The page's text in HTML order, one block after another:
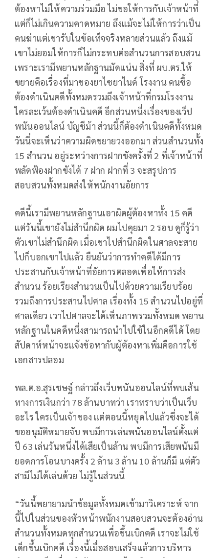
ต้องหาไม่ให้ความร่วมมือ ไม่ขอให้การกับเจ้าหน้าที่
แต่ก็ไม่เกินความคาดหมาย ถึงแม้จะไม่ให้การว่าเป็น
คนฆ่าแต่เขารับในข้อเท็จจริงหลายส่วนแล้ว ถึงแม้
เขาไม่ยอมให้การก็ไม่กระทบต่อสำนวนการสอบสวน
เพราะเรามีพยานหลักฐานมัดแน่น สิ่งที่ ผบ.ตร.ให้
ขยายคือเรื่องที่มาของยาไซยาไนด์ โรงงาน คนซื้อ
ต้องดำเนินคดีทั้งหมดรวมถึงเจ้าหน้าที่กรมโรงงาน
ใครละเว้นต้องดำเนินคดี อีกส่วนหนึ่งเรื่องของเว็ป
พนันออนไลน์ บัญชีม้า ส่วนนี้ก็ต้องดำเนินคดีทั้งหมด
วันนี่จะเห็นว่าความผิดขยายวงออกมา ส่วนสำนวนทั้ง
15 สำนวน อยู่ระหว่างการฝากขังครั้งที่ 2 ที่เจ้าหน้าที่
พลัดฟ้องฝากขังได้ 7 ฝาก ฝากที่ 3 จะสรุปการ
สอบสวนทั้งหมดส่งให้พนักงานอัยการ
คดีนี้เรามีพยานหลักฐานเอาผิดผู้ต้องหาทั้ง 15 คดี
แต่วันนี้เขายังไม่สำนึกผิด ผมไปคุยมา 2 รอบ ดูก็รู้ว่า
ตัวเขาไม่สำนึกผิด เมื่อเขาไปสำนึกผิดในศาลจะสาย
ไปก็บอกเขาไปแล้ว ยืนยันว่าการทำคดีได้มีการ
ประสานกับเจ้าหน้าที่อัยการตลอดเพื่อให้การส่ง
สำนวน ร้อยเรียงสำนวนเป็นไปด้วยความเรียบร้อย
รวมถึงการประสานไปศาล เรื่องทั้ง 15 สำนวนไปอยู่ที่
ศาลเดียว เวาไปศาลจะได้เห็นภาพรวมทั้งหมด พยาน
หลักฐานในคดีหนึ่งสามารถนำไปใช้ในอีกคดีได้ โดย
สัปดาห์หน้าจะแจ้งข้อหากับผู้ต้องหาเพิ่มคือการใช้
เอกสารปลอม
พล.ต.อ.สุรเชษฐ์ กล่าวถึงเว็บพนันออนไลน์ที่พบเส้น
ทางการเงินกว่า 78 ล้านบาทว่า เราทราบว่าเป็นเว็บ
อะไร ใครเป็นเจ้าของ แต่ตอนนี้หยุดไปแล้วซึ่งจะได้
ขออนุมัติหมายจับ พบมีการเล่นพนันออนไลน์ตั้งแต่
ปี 63 เล่นวันหนึ่งได้เสียเป็นล้าน พบมีการเสียพนันมี
ยอดการโอนบางครั้ง 2 ล้าน 3 ล้าน 10 ล้านก็มี แต่ตัว
สามีไม่ได้เล่นด้วย ไม่รู้ในส่วนนี้
“วันนี้พยายามนำข้อมูลทั้งหมดเข้ามาวิเคราะห์ จาก
นี้ไปในส่วนของหัวหน้าพนักงานสอบสวนจะต้องอ่าน
สำนวนทั้งหมดทุกสำนวนเพื่อขึ้นเบิกคดี เราจะไม่ใช้
เด็กขึ้นเบิกคดี เรื่องนี้เมื่อสอบเสร็จแล้วการบริหาร